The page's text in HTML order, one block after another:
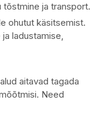
tõstmine ja transport.
ohutut käsitsemist.
ladustamise,
aitavad tagada
Need